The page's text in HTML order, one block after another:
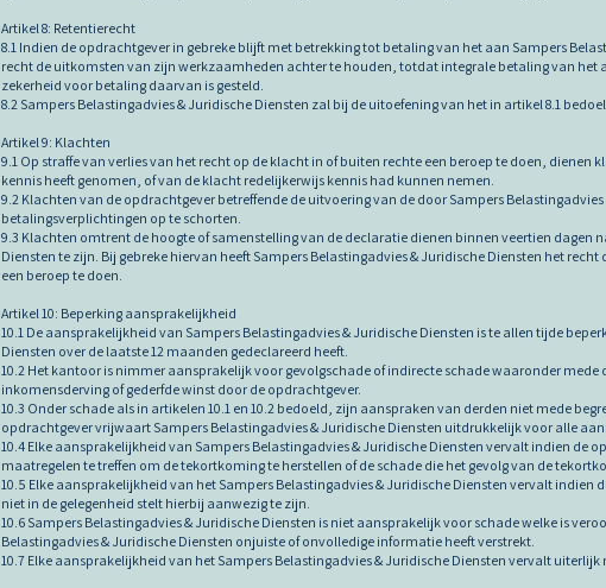
Artikel 8: Retentierecht
8.1 Indien de opdrachtgever in gebreke blijft met betrekking tot betaling van het aan Sampers
recht de uitkomsten van zijn werkzaamheden achter te houden, totdat integrale betaling van
zekerheid voor betaling daarvan is gesteld.
8.2 Sampers Belastingadvies & Juridische Diensten zal bij de uitoefening van het in artikel 8.1
Artikel 9: Klachten
9.1 Op straffe van verlies van het recht op de klacht in of buiten rechte een beroep te doen,
kennis heeft genomen, of van de klacht redelijkerwijs kennis had kunnen nemen.
9.2 Klachten van de opdrachtgever betreffende de uitvoering van de door Sampers
betalingsverplichtingen op te schorten.
9.3 Klachten omtrent de hoogte of samenstelling van de declaratie dienen binnen veertien
Diensten te zijn. Bij gebreke hiervan heeft Sampers Belastingadvies & Juridische Diensten het
een beroep te doen.
Artikel 10: Beperking aansprakelijkheid
10.1 De aansprakelijkheid van Sampers Belastingadvies & Juridische Diensten is te allen tijde
Diensten over de laatste 12 maanden gedeclareerd heeft.
10.2 Het kantoor is nimmer aansprakelijk voor gevolgschade of indirecte schade waaronder
inkomensderving of gederfde winst door de opdrachtgever.
10.3 Onder schade als in artikelen 10.1 en 10.2 bedoeld, zijn aanspraken van derden niet mede
opdrachtgever vrijwaart Sampers Belastingadvies & Juridische Diensten uitdrukkelijk voor alle
10.4 Elke aansprakelijkheid van Sampers Belastingadvies & Juridische Diensten vervalt indien de
maatregelen te treffen om de tekortkoming te herstellen of de schade die het gevolg van de
10.5 Elke aansprakelijkheid van het Sampers Belastingadvies & Juridische Diensten vervalt
niet in de gelegenheid stelt hierbij aanwezig te zijn.
10.6 Sampers Belastingadvies & Juridische Diensten is niet aansprakelijk voor schade welke is
Belastingadvies & Juridische Diensten onjuiste of onvolledige informatie heeft verstrekt.
10.7 Elke aansprakelijkheid van het Sampers Belastingadvies & Juridische Diensten vervalt